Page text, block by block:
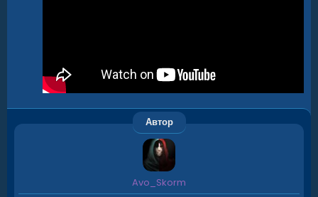
Автор
Avo_Skorm